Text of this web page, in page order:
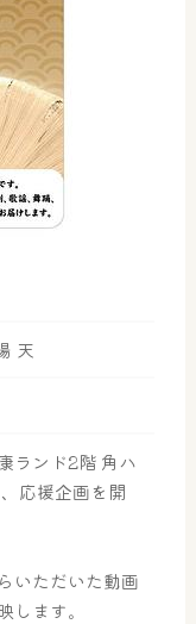
天
ランド2階 角ハ
応援企画を開
いただいた動画
します。